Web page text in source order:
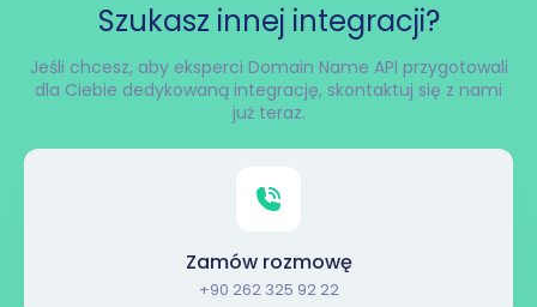
Szukasz innej integracji?
Jeśli chcesz, aby eksperci Domain Name API przygotowali
dla Ciebie dedykowaną integrację, skontaktuj się z nami
już teraz.
Zamów rozmowę
+90 262 325 92 22